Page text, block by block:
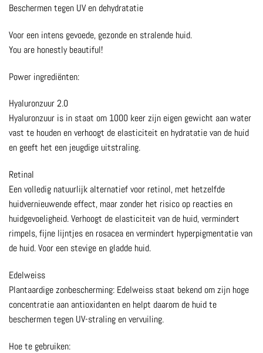
Beschermen tegen UV en dehydratatie
Voor een intens gevoede, gezonde en stralende huid.
You are honestly beautiful!
Power ingrediënten:
Hyaluronzuur 2.0
Hyaluronzuur is in staat om 1000 keer zijn eigen gewicht aan water
vast te houden en verhoogt de elasticiteit en hydratatie van de huid
en geeft het een jeugdige uitstraling.
Retinal
Een volledig natuurlijk alternatief voor retinol, met hetzelfde
huidvernieuwende effect, maar zonder het risico op reacties en
huidgevoeligheid. Verhoogt de elasticiteit van de huid, vermindert
rimpels, fijne lijntjes en rosacea en vermindert hyperpigmentatie van
de huid. Voor een stevige en gladde huid.
Edelweiss
Plantaardige zonbescherming: Edelweiss staat bekend om zijn hoge
concentratie aan antioxidanten en helpt daarom de huid te
beschermen tegen UV-straling en vervuiling.
Hoe te gebruiken: